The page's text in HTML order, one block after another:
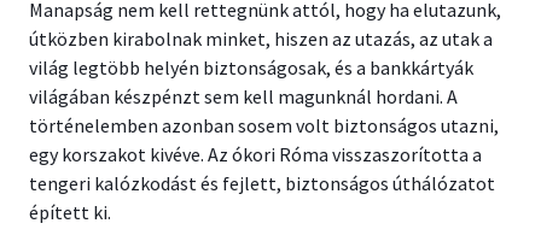
Manapság nem kell rettegnünk attól, hogy ha elutazunk,
útközben kirabolnak minket, hiszen az utazás, az utak a
világ legtöbb helyén biztonságosak, és a bankkártyák
világában készpénzt sem kell magunknál hordani. A
történelemben azonban sosem volt biztonságos utazni,
egy korszakot kivéve. Az ókori Róma visszaszorította a
tengeri kalózkodást és fejlett, biztonságos úthálózatot
épített ki.